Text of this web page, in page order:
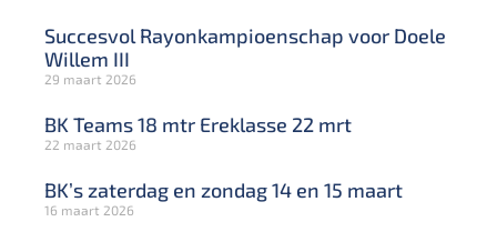
Succesvol Rayonkampioenschap voor Doele
Willem III
29 maart 2026
BK Teams 18 mtr Ereklasse 22 mrt
22 maart 2026
BK’s zaterdag en zondag 14 en 15 maart
16 maart 2026